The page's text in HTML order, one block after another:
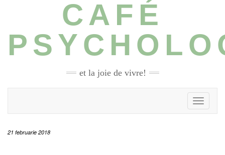
CAFÉ
et la joie de vivre!
Toggle
21 februarie 2018